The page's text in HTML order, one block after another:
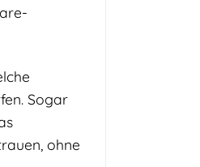
Sogar
ohne